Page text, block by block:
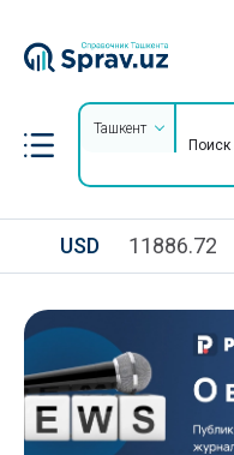
Ташкент
USD 11886.72